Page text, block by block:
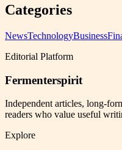
Categories
NewsTechnologyBusiness
Editorial Platform
Fermenterspirit
Independent articles, long-
readers who value useful
Explore